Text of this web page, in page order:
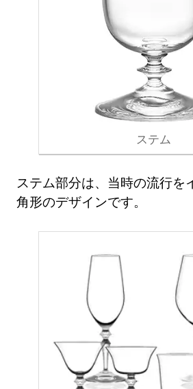
ステム
ステム部分は、当時の流行を
角形のデザインです。